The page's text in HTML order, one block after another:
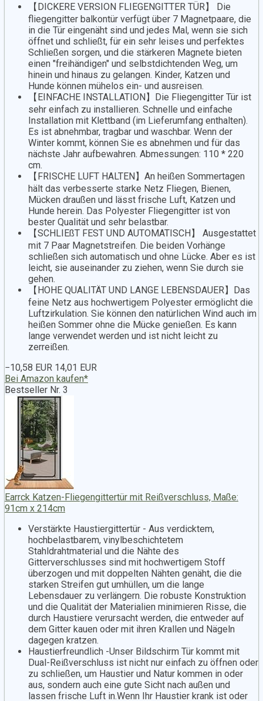
【DICKERE VERSION FLIEGENGITTER TÜR】 Die
fliegengitter balkontür verfügt über 7 Magnetpaare, die
in die Tür eingenäht sind und jedes Mal, wenn sie sich
öffnet und schließt, für ein sehr leises und perfektes
Schließen sorgen, und die stärkeren Magnete bieten
einen "freihändigen" und selbstdichtenden Weg, um
hinein und hinaus zu gelangen. Kinder, Katzen und
Hunde können mühelos ein- und ausreisen.
【EINFACHE INSTALLATION】Die Fliegengitter Tür ist
sehr einfach zu installieren. Schnelle und einfache
Installation mit Klettband (im Lieferumfang enthalten).
Es ist abnehmbar, tragbar und waschbar. Wenn der
Winter kommt, können Sie es abnehmen und für das
nächste Jahr aufbewahren. Abmessungen: 110 * 220
cm.
【FRISCHE LUFT HALTEN】An heißen Sommertagen
hält das verbesserte starke Netz Fliegen, Bienen,
Mücken draußen und lässt frische Luft, Katzen und
Hunde herein. Das Polyester Fliegengitter ist von
bester Qualität und sehr belastbar.
【SCHLIEßT FEST UND AUTOMATISCH】 Ausgestattet
mit 7 Paar Magnetstreifen. Die beiden Vorhänge
schließen sich automatisch und ohne Lücke. Aber es ist
leicht, sie auseinander zu ziehen, wenn Sie durch sie
gehen.
【HOHE QUALITÄT UND LANGE LEBENSDAUER】Das
feine Netz aus hochwertigem Polyester ermöglicht die
Luftzirkulation. Sie können den natürlichen Wind auch im
heißen Sommer ohne die Mücke genießen. Es kann
lange verwendet werden und ist nicht leicht zu
zerreißen.
−10,58 EUR 14,01 EUR
Bei Amazon kaufen*
Bestseller Nr. 3
Earrck Katzen-Fliegengittertür mit Reißverschluss, Maße:
91cm x 214cm
Verstärkte Haustiergittertür - Aus verdicktem,
hochbelastbarem, vinylbeschichtetem
Stahldrahtmaterial und die Nähte des
Gitterverschlusses sind mit hochwertigem Stoff
überzogen und mit doppelten Nähten genäht, die die
starken Streifen gut umhüllen, um die lange
Lebensdauer zu verlängern. Die robuste Konstruktion
und die Qualität der Materialien minimieren Risse, die
durch Haustiere verursacht werden, die entweder auf
dem Gitter kauen oder mit ihren Krallen und Nägeln
dagegen kratzen.
Haustierfreundlich -Unser Bildschirm Tür kommt mit
Dual-Reißverschluss ist nicht nur einfach zu öffnen oder
zu schließen, um Haustier und Natur kommen in oder
aus, sondern auch eine gute Sicht nach außen und
lassen frische Luft in.Wenn Ihr Haustier krank ist oder